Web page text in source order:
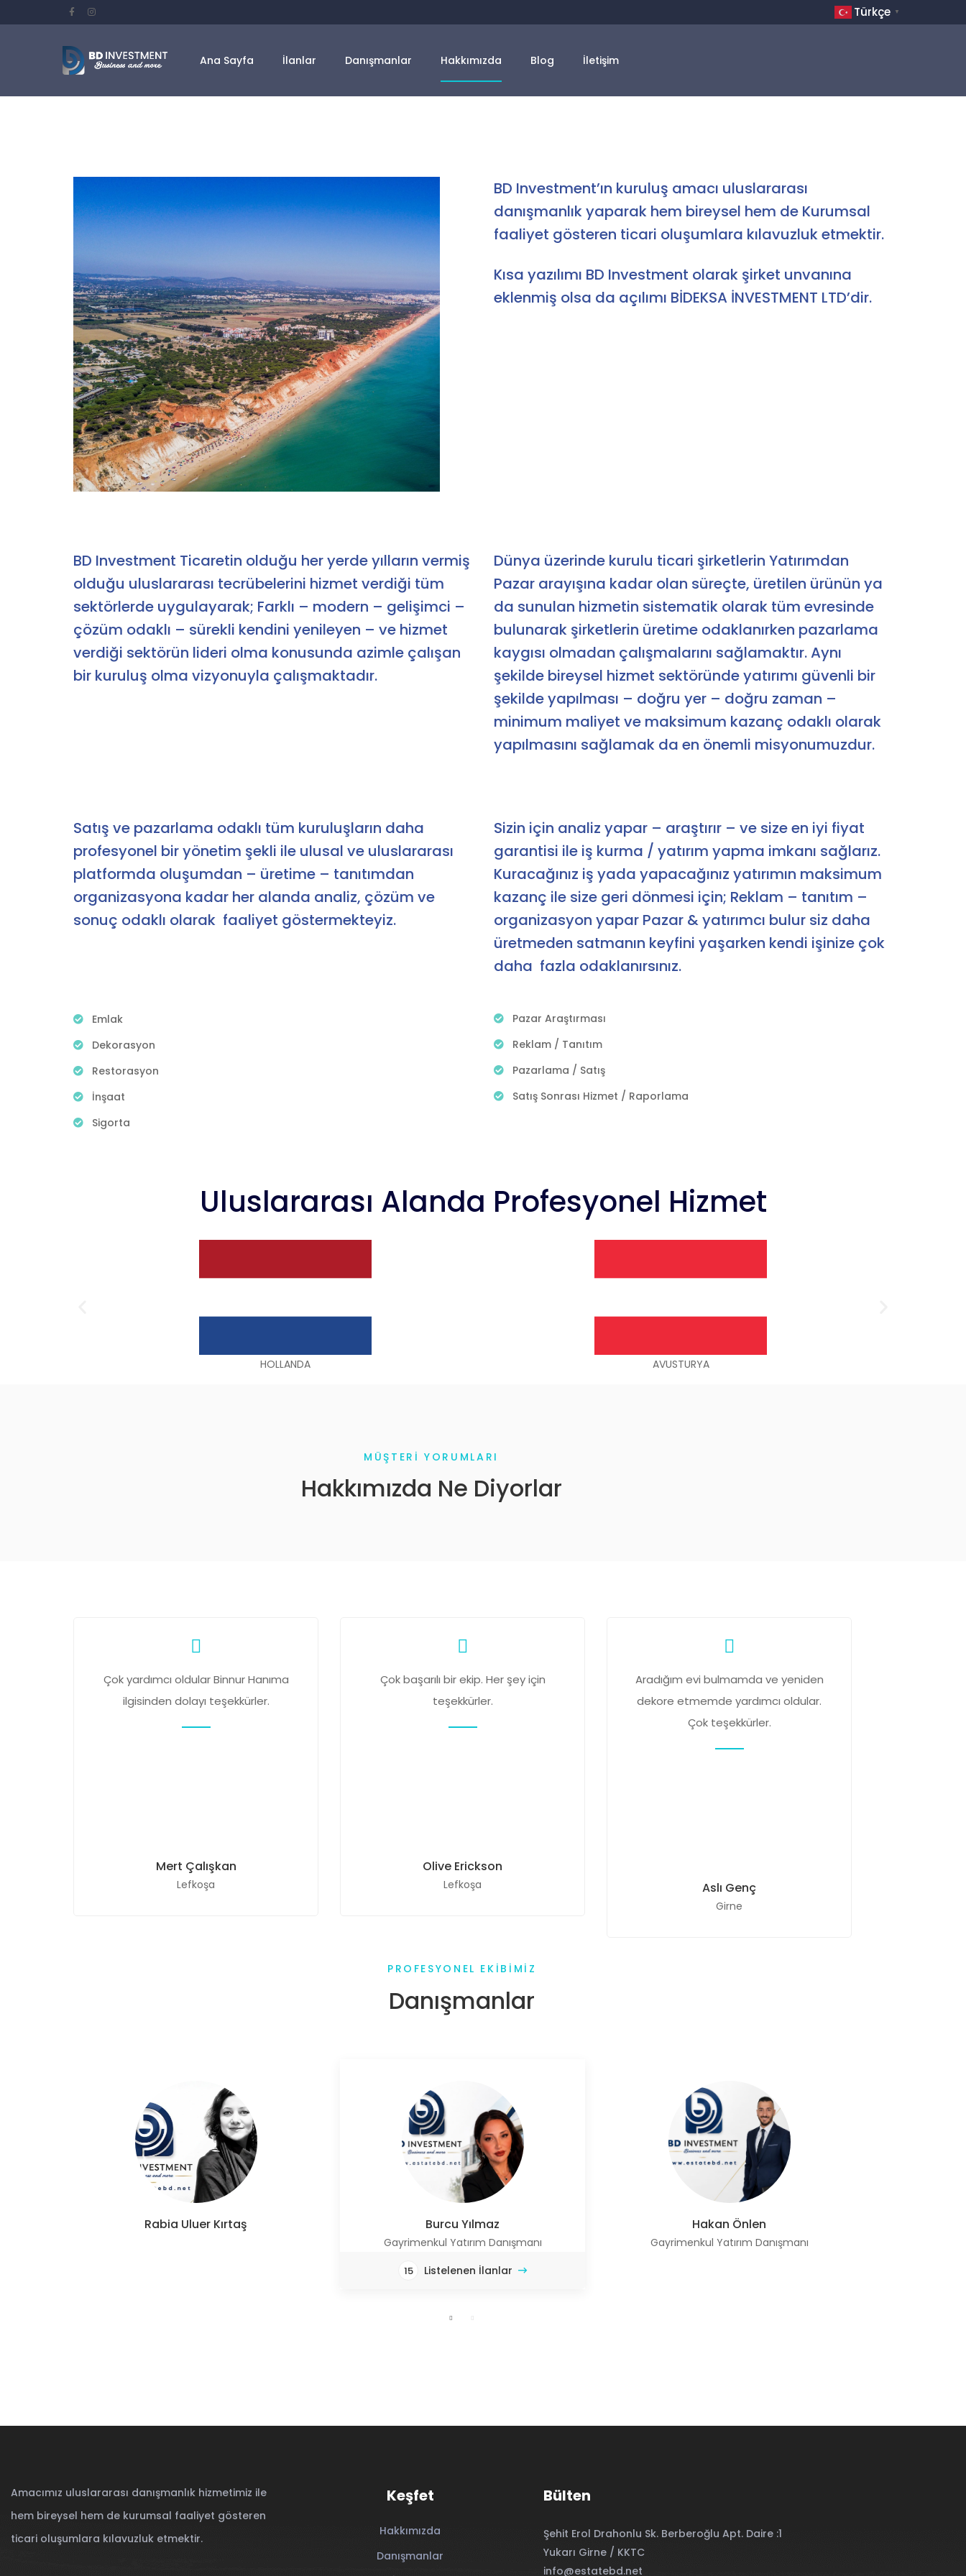
Türkçe ▼
Ana Sayfa İlanlar Danışmanlar Hakkımızda Blog İletişim
BD Investment’ın kuruluş amacı uluslararası
danışmanlık yaparak hem bireysel hem de Kurumsal
faaliyet gösteren ticari oluşumlara kılavuzluk etmektir.
Kısa yazılımı BD Investment olarak şirket unvanına
eklenmiş olsa da açılımı BİDEKSA İNVESTMENT LTD’dir.
BD Investment Ticaretin olduğu her yerde yılların vermiş
olduğu uluslararası tecrübelerini hizmet verdiği tüm
sektörlerde uygulayarak; Farklı – modern – gelişimci –
çözüm odaklı – sürekli kendini yenileyen – ve hizmet
verdiği sektörün lideri olma konusunda azimle çalışan
bir kuruluş olma vizyonuyla çalışmaktadır.
Dünya üzerinde kurulu ticari şirketlerin Yatırımdan
Pazar arayışına kadar olan süreçte, üretilen ürünün ya
da sunulan hizmetin sistematik olarak tüm evresinde
bulunarak şirketlerin üretime odaklanırken pazarlama
kaygısı olmadan çalışmalarını sağlamaktır. Aynı
şekilde bireysel hizmet sektöründe yatırımı güvenli bir
şekilde yapılması – doğru yer – doğru zaman –
minimum maliyet ve maksimum kazanç odaklı olarak
yapılmasını sağlamak da en önemli misyonumuzdur.
Satış ve pazarlama odaklı tüm kuruluşların daha
profesyonel bir yönetim şekli ile ulusal ve uluslararası
platformda oluşumdan – üretime – tanıtımdan
organizasyona kadar her alanda analiz, çözüm ve
sonuç odaklı olarak faaliyet göstermekteyiz.
Emlak
Dekorasyon
Restorasyon
İnşaat
Sigorta
Sizin için analiz yapar – araştırır – ve size en iyi fiyat
garantisi ile iş kurma / yatırım yapma imkanı sağlarız.
Kuracağınız iş yada yapacağınız yatırımın maksimum
kazanç ile size geri dönmesi için; Reklam – tanıtım –
organizasyon yapar Pazar & yatırımcı bulur siz daha
üretmeden satmanın keyfini yaşarken kendi işinize çok
daha fazla odaklanırsınız.
Pazar Araştırması
Reklam / Tanıtım
Pazarlama / Satış
Satış Sonrası Hizmet / Raporlama
Uluslararası Alanda Profesyonel Hizmet
HOLLANDA AVUSTURYA
MÜŞTERI YORUMLARI
Hakkımızda Ne Diyorlar
Çok yardımcı oldular Binnur Hanıma
ilgisinden dolayı teşekkürler.
Mert Çalışkan
Lefkoşa
Çok başarılı bir ekip. Her şey için
teşekkürler.
Olive Erickson
Lefkoşa
Aradığım evi bulmamda ve yeniden
dekore etmemde yardımcı oldular.
Çok teşekkürler.
Aslı Genç
Girne
PROFESYONEL EKIBIMIZ
Danışmanlar
Rabia Uluer Kırtaş Burcu Yılmaz
Gayrimenkul Yatırım Danışmanı
15 Listelenen İlanlar
Hakan Önlen
Gayrimenkul Yatırım Danışmanı
Amacımız uluslararası danışmanlık hizmetimiz ile
hem bireysel hem de kurumsal faaliyet gösteren
ticari oluşumlara kılavuzluk etmektir.
Keşfet
Hakkımızda
Danışmanlar
Bülten
Şehit Erol Drahonlu Sk. Berberoğlu Apt. Daire :1
Yukarı Girne / KKTC
info@estatebd.net